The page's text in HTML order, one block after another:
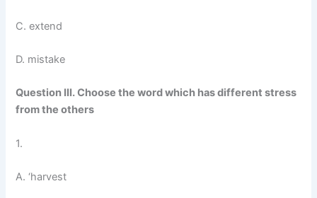
C. extend
D. mistake
Question III. Choose the word which has different stress
from the others
1.
A. ‘harvest